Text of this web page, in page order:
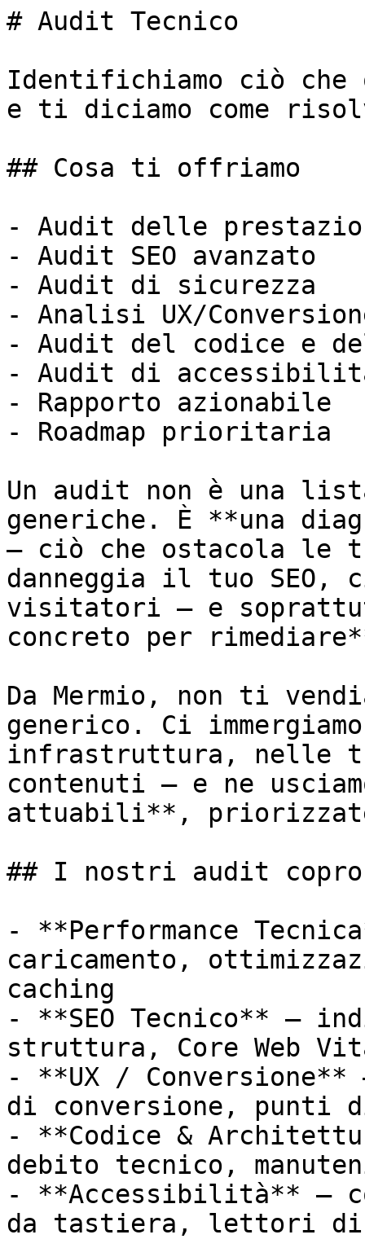
# Audit Tecnico
Identifichiamo ciò
e ti diciamo come
## Cosa ti offriamo
- Audit delle
- Audit SEO avanzato
- Audit di sicurezza
- Analisi UX/
- Audit del codice e
- Audit di
- Rapporto azionabile
- Roadmap prioritaria
Un audit non è una
generiche. È **una
— ciò che ostacola le
danneggia il tuo
visitatori — e
concreto per
Da Mermio, non ti
generico. Ci
infrastruttura, nelle
contenuti — e ne
attuabili**,
## I nostri audit
- **Performance
caricamento,
caching
- **SEO Tecnico** —
struttura, Core Web
- **UX /
di conversione, punti
- **Codice &
debito tecnico,
- **Accessibilità** —
da tastiera, lettori di